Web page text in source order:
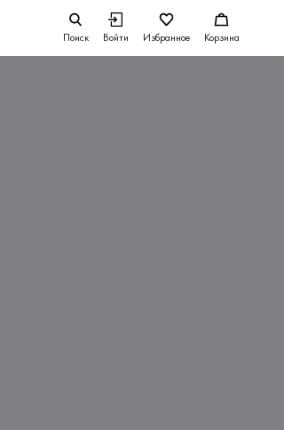
Поиск Войти Избранное Корзина